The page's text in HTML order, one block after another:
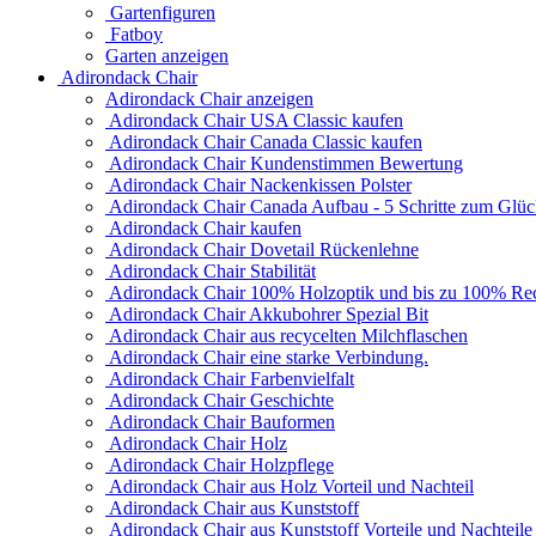
Gartenfiguren
Fatboy
Garten anzeigen
Adirondack Chair
Adirondack Chair anzeigen
Adirondack Chair USA Classic kaufen
Adirondack Chair Canada Classic kaufen
Adirondack Chair Kundenstimmen Bewertung
Adirondack Chair Nackenkissen Polster
Adirondack Chair Canada Aufbau - 5 Schritte zum
Adirondack Chair kaufen
Adirondack Chair Dovetail Rückenlehne
Adirondack Chair Stabilität
Adirondack Chair 100% Holzoptik und bis zu 100%
Adirondack Chair Akkubohrer Spezial Bit
Adirondack Chair aus recycelten Milchflaschen
Adirondack Chair eine starke Verbindung.
Adirondack Chair Farbenvielfalt
Adirondack Chair Geschichte
Adirondack Chair Bauformen
Adirondack Chair Holz
Adirondack Chair Holzpflege
Adirondack Chair aus Holz Vorteil und Nachteil
Adirondack Chair aus Kunststoff
Adirondack Chair aus Kunststoff Vorteile und Nachteile